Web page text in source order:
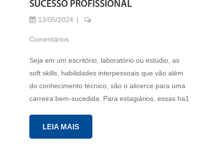
SUCESSO PROFISSIONAL
13/05/2024
Comentários
Seja em um escritório, laboratório ou estúdio, as
soft skills, habilidades interpessoais que vão além
do conhecimento técnico, são o alicerce para uma
carreira bem-sucedida. Para estagiários, essas ha1
LEIA MAIS